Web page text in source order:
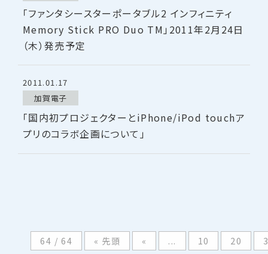
「ファンタシースターポータブル2 インフィニティ
Memory Stick PRO Duo TM」2011年2月24日
（木）発売予定
2011.01.17
加賀電子
「国内初プロジェクターとiPhone/iPod touchア
プリのコラボ企画について」
64 / 64 « 先頭 « ... 10 20